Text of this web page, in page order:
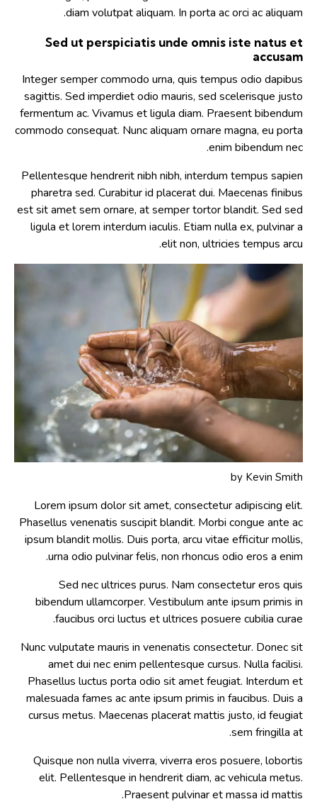
diam volutpat aliquam. In porta ac orci ac aliquam.
Sed ut perspiciatis unde omnis iste natus et
accusam
Integer semper commodo urna, quis tempus odio dapibus
sagittis. Sed imperdiet odio mauris, sed scelerisque justo
fermentum ac. Vivamus et ligula diam. Praesent bibendum
commodo consequat. Nunc aliquam ornare magna, eu porta
enim bibendum nec.
Pellentesque hendrerit nibh nibh, interdum tempus sapien
pharetra sed. Curabitur id placerat dui. Maecenas finibus
est sit amet sem ornare, at semper tortor blandit. Sed sed
ligula et lorem interdum iaculis. Etiam nulla ex, pulvinar a
elit non, ultricies tempus arcu.
by Kevin Smith
Lorem ipsum dolor sit amet, consectetur adipiscing elit.
Phasellus venenatis suscipit blandit. Morbi congue ante ac
ipsum blandit mollis. Duis porta, arcu vitae efficitur mollis,
urna odio pulvinar felis, non rhoncus odio eros a enim.
Sed nec ultrices purus. Nam consectetur eros quis
bibendum ullamcorper. Vestibulum ante ipsum primis in
faucibus orci luctus et ultrices posuere cubilia curae.
Nunc vulputate mauris in venenatis consectetur. Donec sit
amet dui nec enim pellentesque cursus. Nulla facilisi.
Phasellus luctus porta odio sit amet feugiat. Interdum et
malesuada fames ac ante ipsum primis in faucibus. Duis a
cursus metus. Maecenas placerat mattis justo, id feugiat
sem fringilla at.
Quisque non nulla viverra, viverra eros posuere, lobortis
elit. Pellentesque in hendrerit diam, ac vehicula metus.
Praesent pulvinar et massa id mattis.